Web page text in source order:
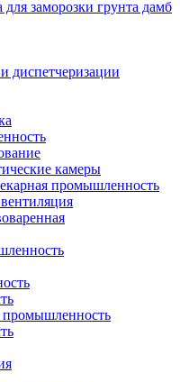
заморозки грунта дамб
диспетчеризации
камеры
промышленность